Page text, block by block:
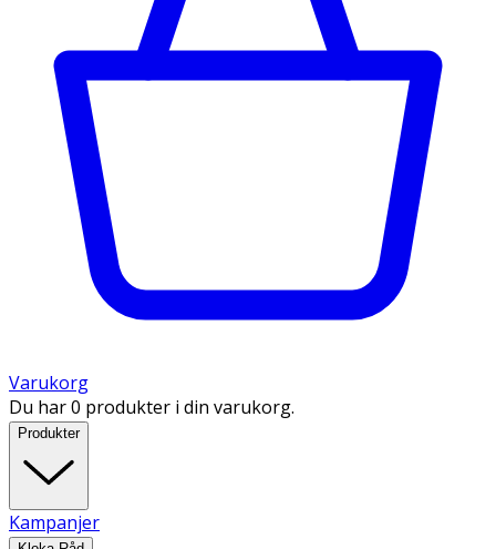
Varukorg
Du har 0 produkter i din varukorg.
Produkter
Kampanjer